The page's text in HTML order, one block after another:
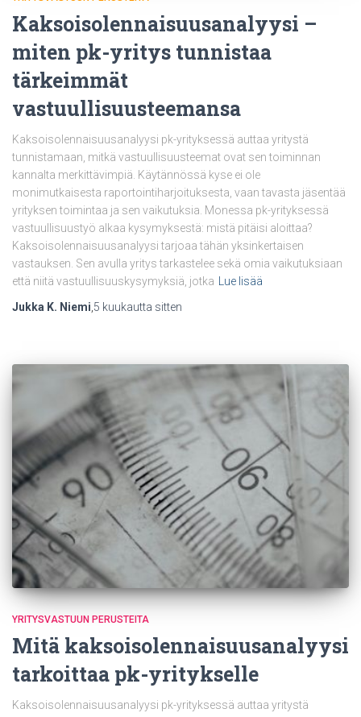
Kaksoisolennaisuusanalyysi –
miten pk-yritys tunnistaa
tärkeimmät
vastuullisuusteemansa
Kaksoisolennaisuusanalyysi pk-yrityksessä auttaa yritystä
tunnistamaan, mitkä vastuullisuusteemat ovat sen toiminnan
kannalta merkittävimpiä. Käytännössä kyse ei ole
monimutkaisesta raportointiharjoituksesta, vaan tavasta jäsentää
yrityksen toimintaa ja sen vaikutuksia. Monessa pk-yrityksessä
vastuullisuustyö alkaa kysymyksestä: mistä pitäisi aloittaa?
Kaksoisolennaisuusanalyysi tarjoaa tähän yksinkertaisen
vastauksen. Sen avulla yritys tarkastelee sekä omia vaikutuksiaan
että niitä vastuullisuuskysymyksiä, jotka
Lue lisää
Jukka K. Niemi 5 kuukautta sitten
YRITYSVASTUUN PERUSTEITA
Mitä kaksoisolennaisuusanalyysi
tarkoittaa pk-yritykselle
Kaksoisolennaisuusanalyysi pk-yrityksessä auttaa yritystä